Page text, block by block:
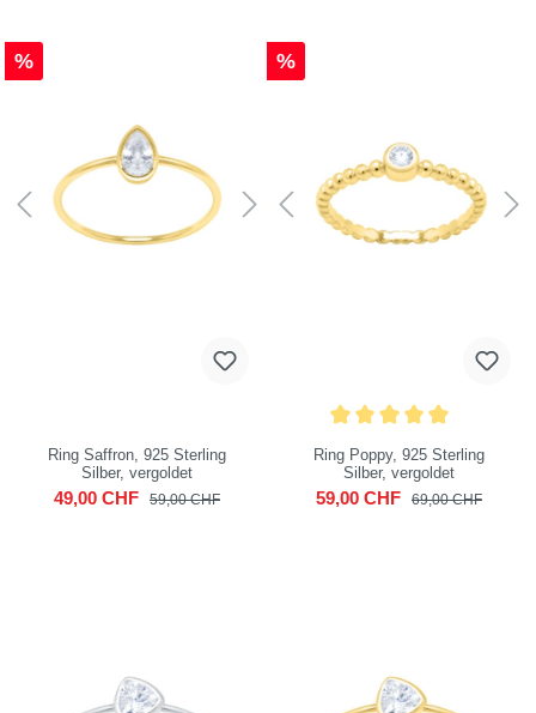
%
Ring Saffron, 925 Sterling
Silber, vergoldet
49,00 CHF 59,00 CHF
%
Ring Poppy, 925 Sterling
Silber, vergoldet
59,00 CHF 69,00 CHF